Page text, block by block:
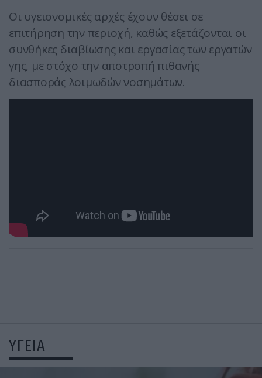
Οι υγειονομικές αρχές έχουν θέσει σε
επιτήρηση την περιοχή, καθώς εξετάζονται οι
συνθήκες διαβίωσης και εργασίας των εργατών
γης, με στόχο την αποτροπή πιθανής
διασποράς λοιμωδών νοσημάτων.
ΥΓΕΙΑ